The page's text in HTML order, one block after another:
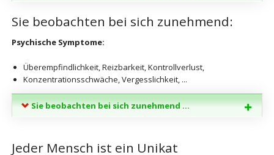
Sie beobachten bei sich zunehmend:
Psychische Symptome:
Überempfindlichkeit, Reizbarkeit, Kontrollverlust,
Konzentrationsschwäche, Vergesslichkeit, ...
Sie beobachten bei sich zunehmend ...
Jeder Mensch ist ein Unikat